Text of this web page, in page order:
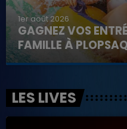
1er août 2026
GAGNEZ VOS
FAMILLE À
LES LIVES